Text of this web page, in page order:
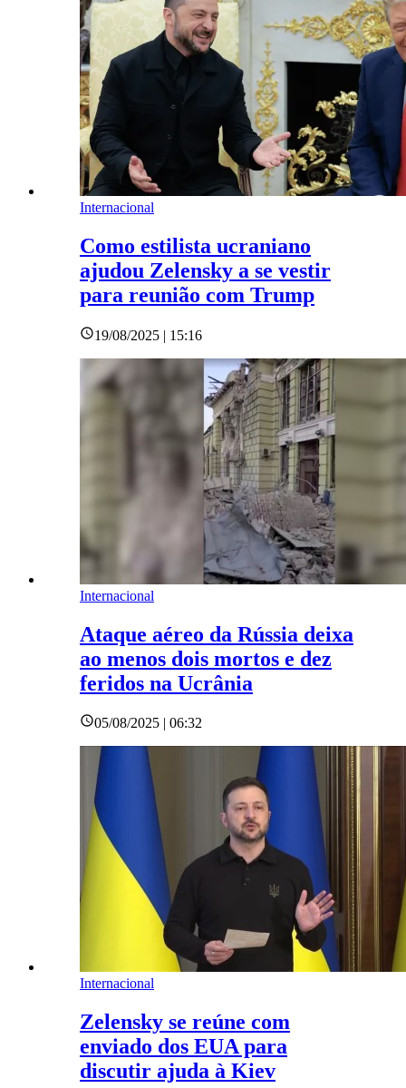
Internacional
Como estilista ucraniano
ajudou Zelensky a se vestir
para reunião com Trump
19/08/2025 | 15:16
Internacional
Ataque aéreo da Rússia deixa
ao menos dois mortos e dez
feridos na Ucrânia
05/08/2025 | 06:32
Internacional
Zelensky se reúne com
enviado dos EUA para
discutir ajuda à Kiev